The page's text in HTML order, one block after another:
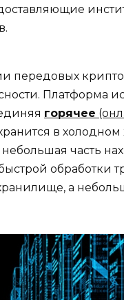
передовых
Платформа
горячее
в
часть
обработки
а